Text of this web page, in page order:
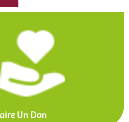
Un Don